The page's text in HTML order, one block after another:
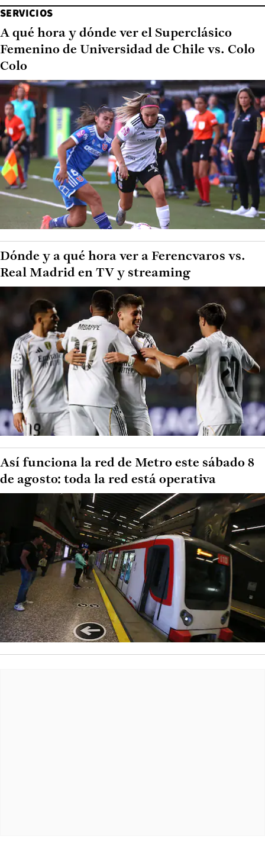
SERVICIOS
A qué hora y dónde ver el Superclásico
Femenino de Universidad de Chile vs. Colo
Colo
Dónde y a qué hora ver a Ferencvaros vs.
Real Madrid en TV y streaming
Así funciona la red de Metro este sábado 8
de agosto: toda la red está operativa